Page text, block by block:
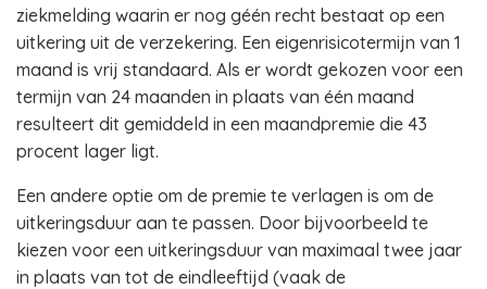
ziekmelding waarin er nog géén recht bestaat op een
uitkering uit de verzekering. Een eigenrisicotermijn van 1
maand is vrij standaard. Als er wordt gekozen voor een
termijn van 24 maanden in plaats van één maand
resulteert dit gemiddeld in een maandpremie die 43
procent lager ligt.
Een andere optie om de premie te verlagen is om de
uitkeringsduur aan te passen. Door bijvoorbeeld te
kiezen voor een uitkeringsduur van maximaal twee jaar
in plaats van tot de eindleeftijd (vaak de